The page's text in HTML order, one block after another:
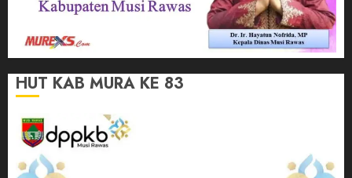
HUT KAB MURA KE 83